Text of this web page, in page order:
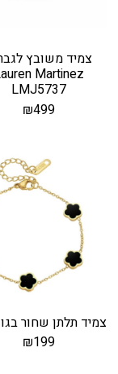
צמיד משובץ
Martinez
LMJ5737
₪499
צמיד תלתן שחור
₪199